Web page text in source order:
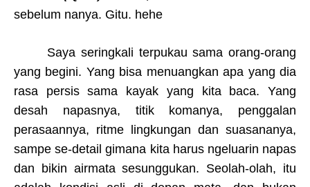
sebelum nanya. Gitu. hehe
Saya seringkali terpukau sama orang-orang
yang begini. Yang bisa menuangkan apa yang dia
rasa persis sama kayak yang kita baca. Yang
desah napasnya, titik komanya, penggalan
perasaannya, ritme lingkungan dan suasananya,
sampe se-detail gimana kita harus ngeluarin napas
dan bikin airmata sesunggukan. Seolah-olah, itu